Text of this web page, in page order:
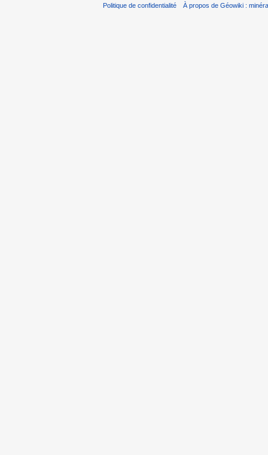
Politique de confidentialité À propos de Géowiki :